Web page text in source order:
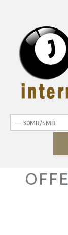
I NOSTRI SERVIZI
OFFERTE